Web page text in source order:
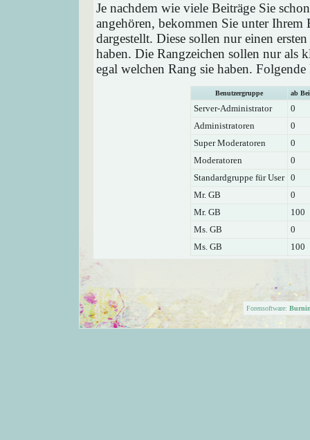
Je nachdem wie viele Beiträge Sie
angehören, bekommen Sie unter Ihrem
dargestellt. Diese sollen nur einen
haben. Die Rangzeichen sollen nur als
egal welchen Rang sie haben.
Benutzergruppe ab
Server-Administrator
0
Administratoren
0
Super Moderatoren
0
Moderatoren
0
Standardgruppe für User 0
Mr. GB
0
Mr. GB
100
Ms. GB
0
Ms. GB
100
Forensoftware: